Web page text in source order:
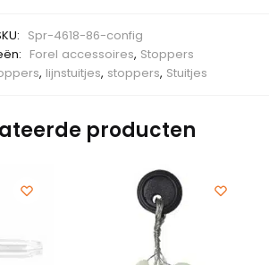
Spr-4618-86-config
Forel accessoires, Stoppers
, lijnstuitjes, stoppers, Stuitjes
producten